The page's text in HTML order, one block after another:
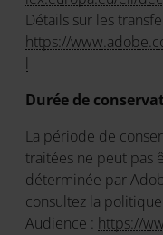
Détails sur les
https://
l
Durée de
La période de
traitées ne peut pas
déterminée par
consultez la
Audience : https://